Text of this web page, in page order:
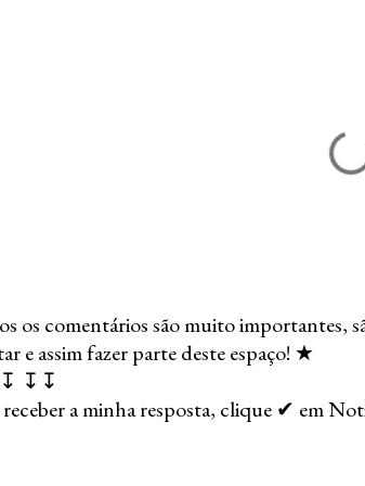
os comentários são muito importantes,
e assim fazer parte deste espaço! ★
↧↧
a minha resposta, clique ✔ em